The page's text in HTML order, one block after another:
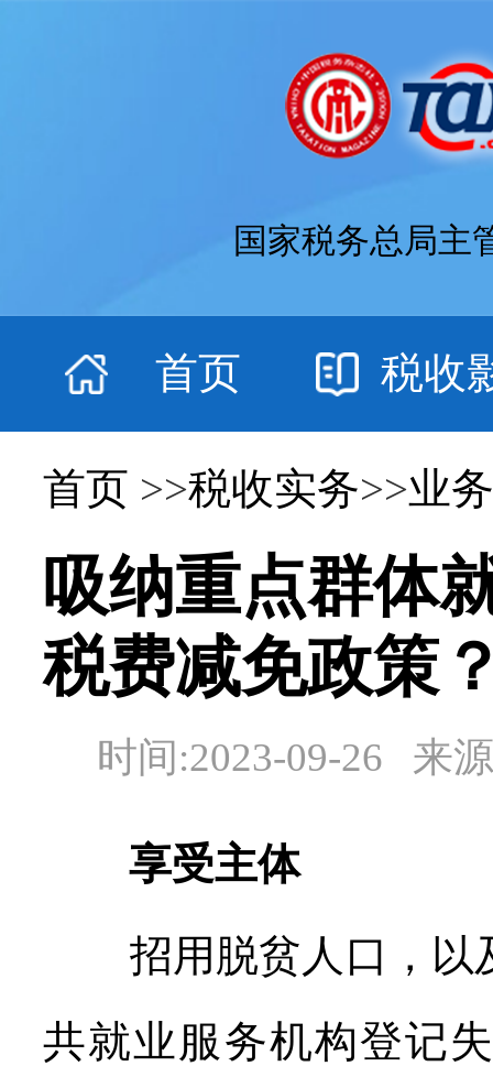
国家税务总局主
首页 税收
首页 >>税收实务>>业
吸纳重点群体
税费减免政策
时间:2023-09-26 来
享受主体
招用脱贫人口，以
共就业服务机构登记